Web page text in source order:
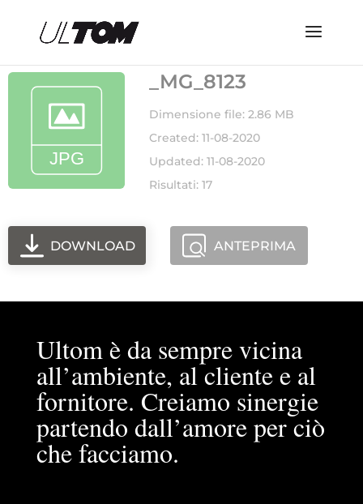
_MG_8123
Dimensione file: 2.86 MB
Created: 11-08-2020
Updated: 11-08-2020
Risultati: 17
DOWNLOAD ANTEPRIMA
Ultom è da sempre vicina
all’ambiente, al cliente e al
fornitore. Creiamo sinergie
partendo dall’amore per ciò
che facciamo.